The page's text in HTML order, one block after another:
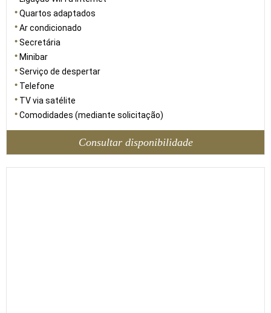
Quartos adaptados
Ar condicionado
Secretária
Minibar
Serviço de despertar
Telefone
TV via satélite
Comodidades (mediante solicitação)
Consultar disponibilidade